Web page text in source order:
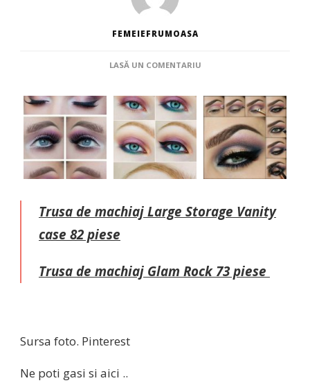
FEMEIEFRUMOASA
LASĂ UN COMENTARIULA
ALBASTRI
Trusa de machiaj Large Storage Vanity
case 82 piese
Trusa de machiaj Glam Rock 73 piese
Sursa foto. Pinterest
Ne poti gasi si aici ..